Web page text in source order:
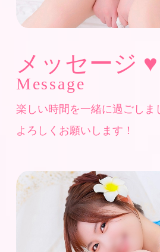
メッセージ ♥
Message
楽しい時間を一緒に過ごしま
よろしくお願いします！